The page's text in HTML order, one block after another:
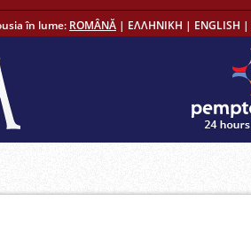
în lume: ROMÂNĂ | ΕΛΛΗΝΙΚΗ | ENGLISH |